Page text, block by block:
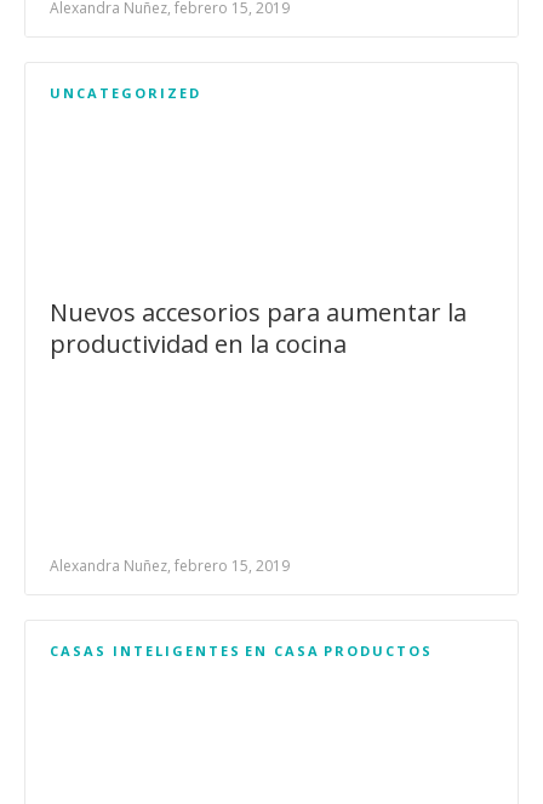
Alexandra Nuñez, febrero 15, 2019
UNCATEGORIZED
Nuevos accesorios para aumentar la
productividad en la cocina
Alexandra Nuñez, febrero 15, 2019
CASAS INTELIGENTES EN CASA PRODUCTOS